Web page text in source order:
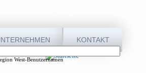
KONTAKT
West-Benutzernamen